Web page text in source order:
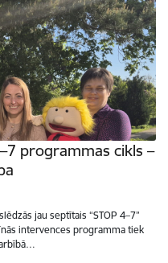
programmas cikls –
jau septītais “STOP 4–7”
intervences programma tiek